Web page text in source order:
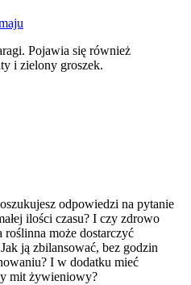
Pojawia się również
i zielony groszek.
odpowiedzi na pytanie
ilości czasu? I czy zdrowo
może dostarczyć
ją zbilansować, bez godzin
I w dodatku mieć
mit żywieniowy?